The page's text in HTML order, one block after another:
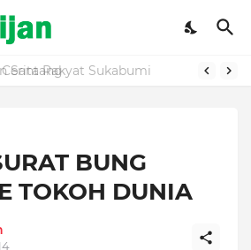
SantangRakyat Sukabumi
BUNG
TOKOH DUNIA